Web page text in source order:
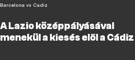
Barcelona vs Cadiz
A Lazio középpályásával
menekül a kiesés elől a Cádiz